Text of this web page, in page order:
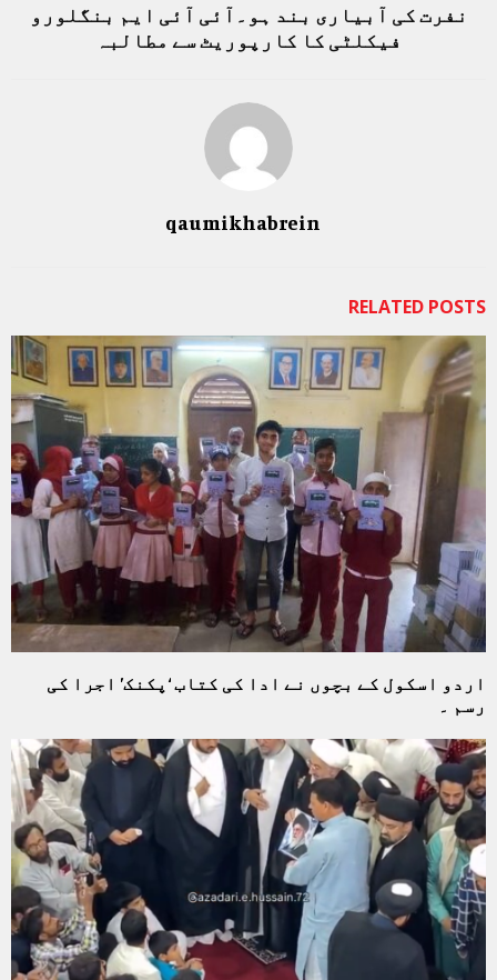
نفرت کی آبیاری بند ہو۔آئی آئی ایم بنگلورو
فیکلٹی کا کارپوریٹ سے مطالبہ
qaumikhabrein
RELATED POSTS
اردو اسکول کے بچوں نے ادا کی کتاب ‘پکنک’ اجرا کی
رسم ۔